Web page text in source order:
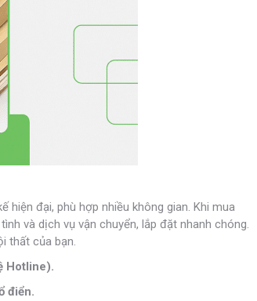
đại, phù hợp nhiều không gian. Khi mua
và dịch vụ vận chuyển, lắp đặt nhanh chóng.
thất của bạn.
Hotline).
điển.